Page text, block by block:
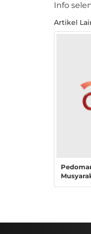
Info
Artikel